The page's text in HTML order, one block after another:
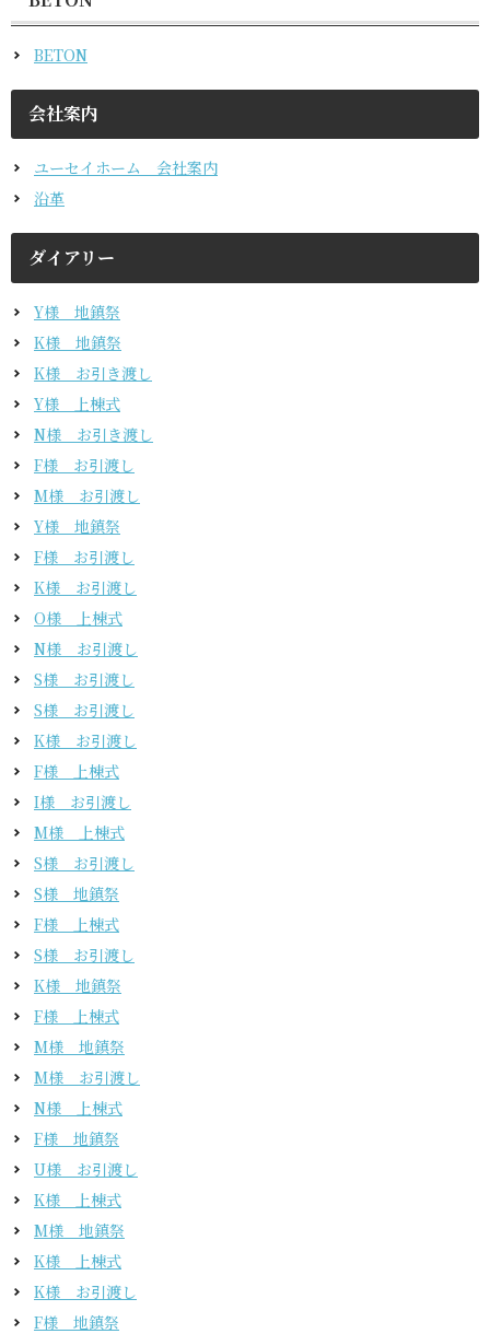
BETON
会社案内
ユーセイホーム 会社案内
沿革
ダイアリー
Y様 地鎮祭
K様 地鎮祭
K様 お引き渡し
Y様 上棟式
N様 お引き渡し
F様 お引渡し
M様 お引渡し
Y様 地鎮祭
F様 お引渡し
K様 お引渡し
O様 上棟式
N様 お引渡し
S様 お引渡し
S様 お引渡し
K様 お引渡し
F様 上棟式
I様 お引渡し
M様 上棟式
S様 お引渡し
S様 地鎮祭
F様 上棟式
S様 お引渡し
K様 地鎮祭
F様 上棟式
M様 地鎮祭
M様 お引渡し
N様 上棟式
F様 地鎮祭
U様 お引渡し
K様 上棟式
M様 地鎮祭
K様 上棟式
K様 お引渡し
F様 地鎮祭